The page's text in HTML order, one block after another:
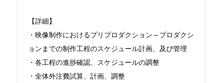
【詳細】
・映像制作におけるプリプロダクション～プロダクシ
ョンまでの制作工程のスケジュール計画、及び管理
・各工程の進捗確認、スケジュールの調整
・全体外注費試算、計画、調整